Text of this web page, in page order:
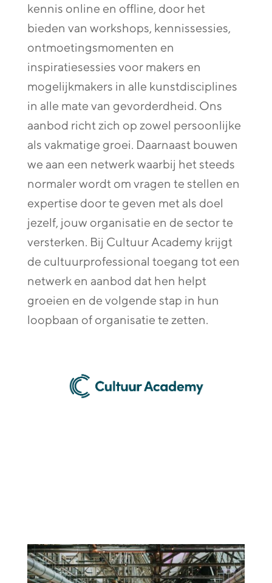
kennis online en offline, door het
bieden van workshops, kennissessies,
ontmoetingsmomenten en
inspiratiesessies voor makers en
mogelijkmakers in alle kunstdisciplines
in alle mate van gevorderdheid. Ons
aanbod richt zich op zowel persoonlijke
als vakmatige groei. Daarnaast bouwen
we aan een netwerk waarbij het steeds
normaler wordt om vragen te stellen en
expertise door te geven met als doel
jezelf, jouw organisatie en de sector te
versterken. Bij Cultuur Academy krijgt
de cultuurprofessional toegang tot een
netwerk en aanbod dat hen helpt
groeien en de volgende stap in hun
loopbaan of organisatie te zetten.